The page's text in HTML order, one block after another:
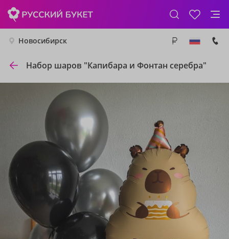
Новосибирск
Набор шаров "Капибара и Фонтан серебра"